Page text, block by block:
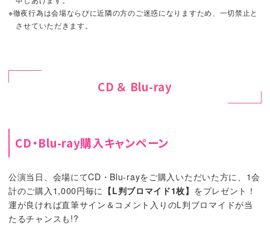
※徹夜行為は会場ならびに近隣の方のご迷惑になりますため、一切禁止と
させていただきます。
CD ＆ Blu-ray
CD・Blu-ray購入キャンペーン
公演当日、会場にてCD・Blu-rayをご購入いただいた方に、1会
計のご購入1,000円毎に 【L判ブロマイド1枚】 をプレゼント！
運が良ければ直筆サイン＆コメント入りのL判ブロマイドが当
たるチャンスも!?